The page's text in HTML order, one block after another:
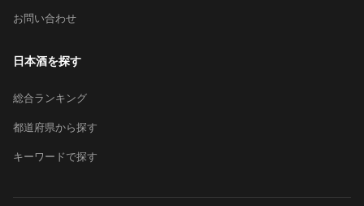
お問い合わせ
日本酒を探す
総合ランキング
都道府県から探す
キーワードで探す